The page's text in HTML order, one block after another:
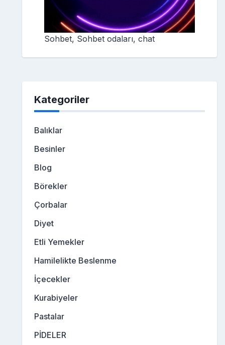
Sohbet, Sohbet odaları, chat
Kategoriler
Balıklar
Besinler
Blog
Börekler
Çorbalar
Diyet
Etli Yemekler
Hamilelikte Beslenme
İçecekler
Kurabiyeler
Pastalar
PİDELER